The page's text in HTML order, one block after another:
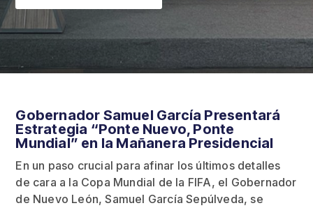
Gobernador Samuel García Presentará
Estrategia “Ponte Nuevo, Ponte
Mundial” en la Mañanera Presidencial
En un paso crucial para afinar los últimos detalles
de cara a la Copa Mundial de la FIFA, el Gobernador
de Nuevo León, Samuel García Sepúlveda, se